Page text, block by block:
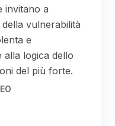
invitano a
vulnerabilità
e
alla logica dello
del più forte.